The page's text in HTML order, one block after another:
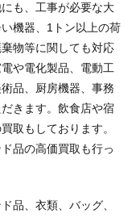
も、工事が必要な大
機器、1トン以上の荷
物等に関しても対応
や電化製品、電動工
品、厨房機器、事務
きます。飲食店や宿
取もしております。
品の高価買取も行っ
品、衣類、バッグ、